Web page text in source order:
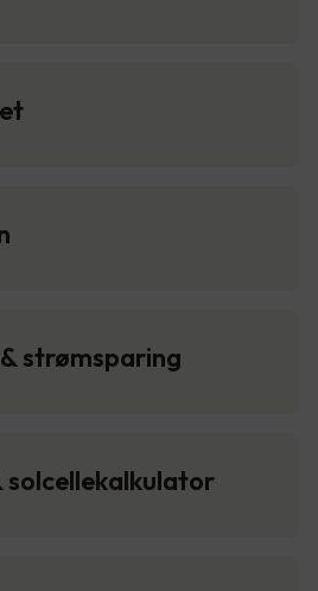
strømsparing
solcellekalkulator